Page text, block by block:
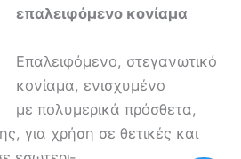
επαλειφόμενο κονίαμα
Επαλειφόμενο, στεγανωτικό
κονίαμα, ενισχυμένο
με πολυμερικά πρόσθετα,
για χρήση σε θετικές και